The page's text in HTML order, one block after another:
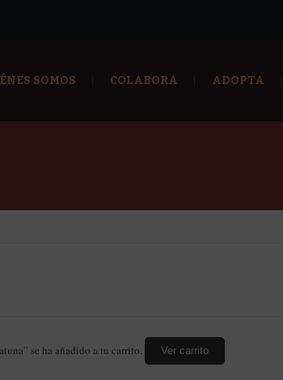
SOMOS COLABORA ADOPTA
se ha añadido a tu carrito. Ver carrito